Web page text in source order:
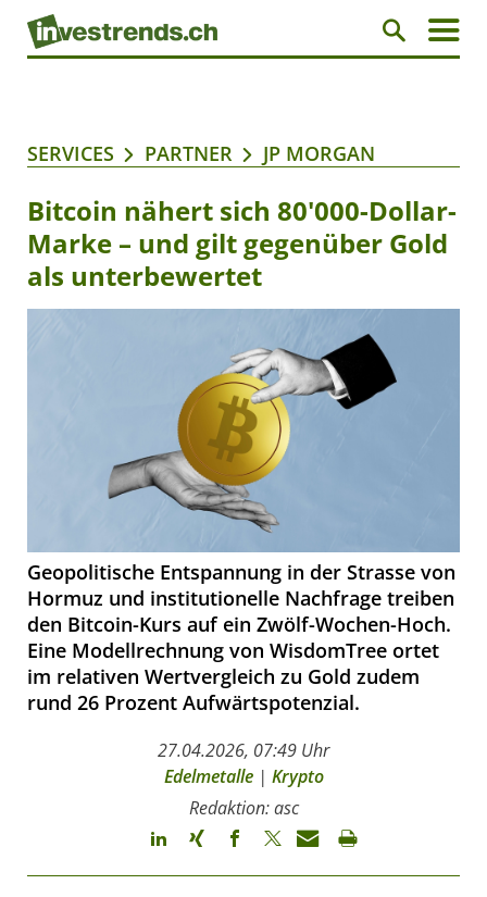
SERVICES PARTNER JP MORGAN
Bitcoin nähert sich 80'000-Dollar-
Marke – und gilt gegenüber Gold
als unterbewertet
Geopolitische Entspannung in der Strasse von
Hormuz und institutionelle Nachfrage treiben
den Bitcoin-Kurs auf ein Zwölf-Wochen-Hoch.
Eine Modellrechnung von WisdomTree ortet
im relativen Wertvergleich zu Gold zudem
rund 26 Prozent Aufwärtspotenzial.
27.04.2026, 07:49 Uhr
Edelmetalle| Krypto
Redaktion: asc